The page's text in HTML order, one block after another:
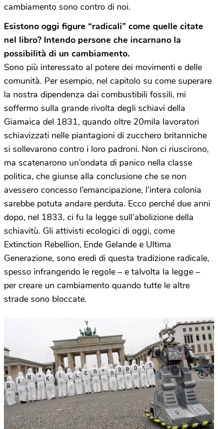
cambiamento sono contro di noi.
Esistono oggi figure “radicali” come quelle citate
nel libro? Intendo persone che incarnano la
possibilità di un cambiamento.
Sono più interessato al potere dei movimenti e delle
comunità. Per esempio, nel capitolo su come superare
la nostra dipendenza dai combustibili fossili, mi
soffermo sulla grande rivolta degli schiavi della
Giamaica del 1831, quando oltre 20mila lavoratori
schiavizzati nelle piantagioni di zucchero britanniche
si sollevarono contro i loro padroni. Non ci riuscirono,
ma scatenarono un’ondata di panico nella classe
politica, che giunse alla conclusione che se non
avessero concesso l’emancipazione, l’intera colonia
sarebbe potuta andare perduta. Ecco perché due anni
dopo, nel 1833, ci fu la legge sull’abolizione della
schiavitù. Gli attivisti ecologici di oggi, come
Extinction Rebellion, Ende Gelande e Ultima
Generazione, sono eredi di questa tradizione radicale,
spesso infrangendo le regole – e talvolta la legge –
per creare un cambiamento quando tutte le altre
strade sono bloccate.